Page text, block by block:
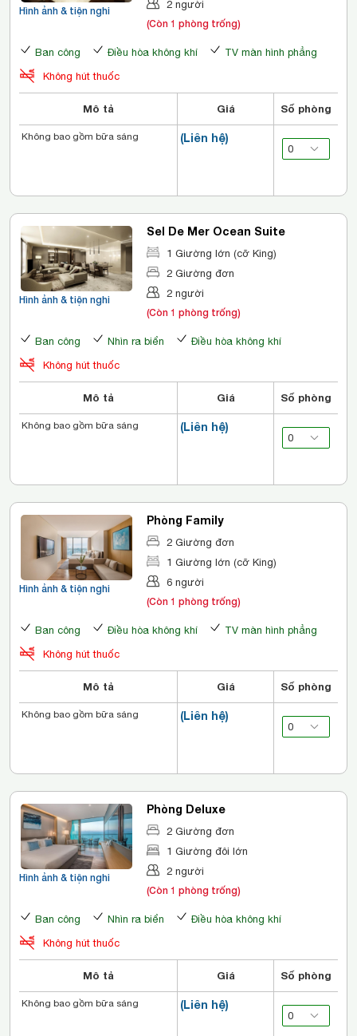
Hình ảnh & tiện nghi
2 người
(Còn 1 phòng trống)
Ban công Điều hòa không khí
TV màn hình phẳng
Không hút thuốc
Mô tả Giá Số phòng
(Liên hệ)
Không bao gồm bữa sáng
Hình ảnh & tiện nghi
Sel De Mer Ocean Suite
1 Giường lớn (cỡ King)
2 Giường đơn
2 người
(Còn 1 phòng trống)
Ban công Nhìn ra biển
Điều hòa không khí
Không hút thuốc
Mô tả Giá Số phòng
(Liên hệ)
Không bao gồm bữa sáng
Hình ảnh & tiện nghi
Phòng Family
2 Giường đơn
1 Giường lớn (cỡ King)
6 người
(Còn 1 phòng trống)
Ban công Điều hòa không khí
TV màn hình phẳng
Không hút thuốc
Mô tả Giá Số phòng
(Liên hệ)
Không bao gồm bữa sáng
Hình ảnh & tiện nghi
Phòng Deluxe
2 Giường đơn
1 Giường đôi lớn
2 người
(Còn 1 phòng trống)
Ban công Nhìn ra biển
Điều hòa không khí
Không hút thuốc
Mô tả Giá Số phòng
(Liên hệ)
Không bao gồm bữa sáng